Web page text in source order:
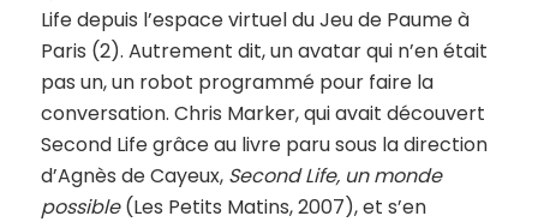
Life depuis l’espace virtuel du Jeu de Paume à
Paris (2). Autrement dit, un avatar qui n’en était
pas un, un robot programmé pour faire la
conversation. Chris Marker, qui avait découvert
Second Life grâce au livre paru sous la direction
d’Agnès de Cayeux, Second Life, un monde
possible(Les Petits Matins, 2007), et s’en